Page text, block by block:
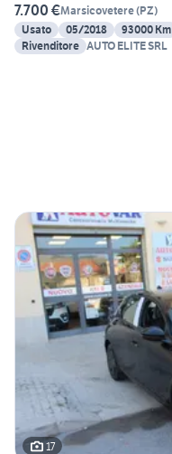
7.700 €Marsicovetere(PZ)
Usato
05/2018 93000 Km
Rivenditore AUTO ELITE SRL
17